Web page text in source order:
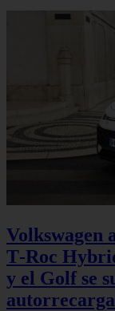
Volkswagen
T‑Roc
y el Golf se